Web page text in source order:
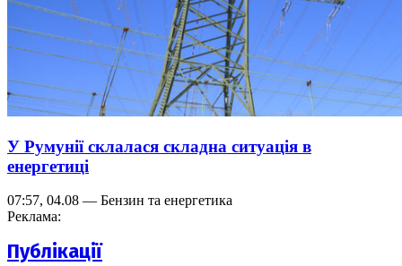
У Румунії склалася складна ситуація в
енергетиці
07:57, 04.08 — Бензин та енергетика
Реклама:
Публікації